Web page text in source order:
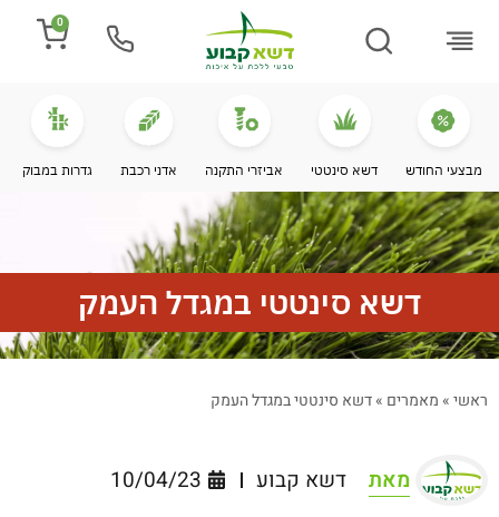
0
מבצעי החודש דשא סינטטי אביזרי התקנה אדני רכבת גדרות במבוק
דשא סינטטי במגדל העמק
ראשי»מאמרים »דשא סינטטי במגדל העמק
מאת דשא קבוע 10/04/23